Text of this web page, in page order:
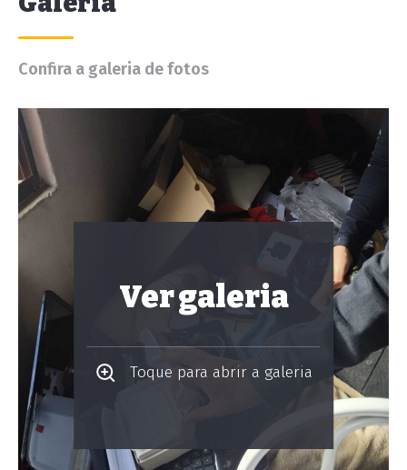
Confira a galeria de fotos
Ver galeria
Toque para abrir a galeria